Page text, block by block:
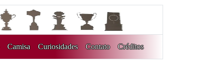
Camisa Curiosidades Contato Créditos